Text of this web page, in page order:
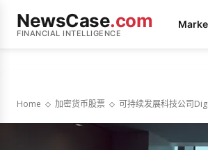
NewsCase.com
FINANCIAL INTELLIGENCE
Home 加密货币股票 可持续发展科技公司